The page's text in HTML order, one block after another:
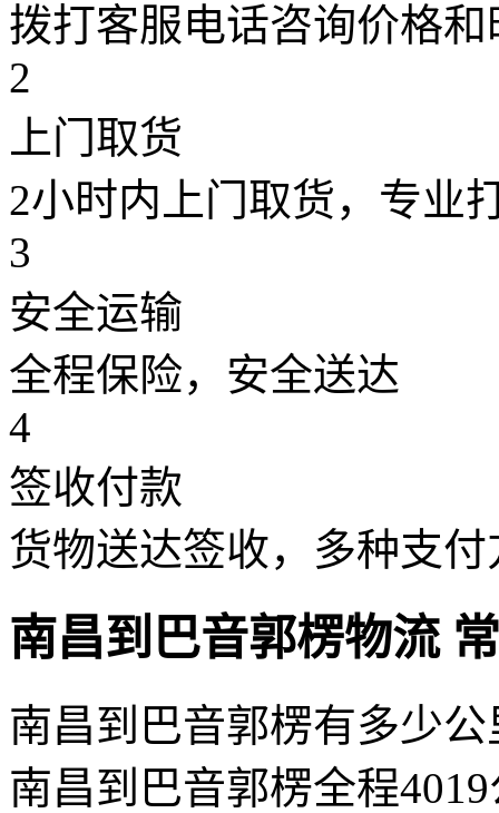
拨打客服电话咨询价格和
2
上门取货
2小时内上门取货，专业
3
安全运输
全程保险，安全送达
4
签收付款
货物送达签收，多种支付
南昌到巴音郭楞物流
南昌到巴音郭楞有多少
南昌到巴音郭楞全程